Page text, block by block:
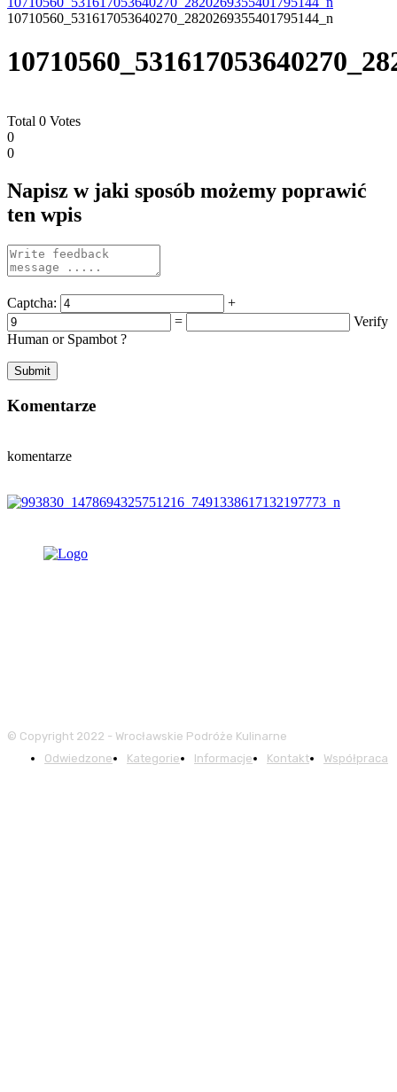
10710560_531617053640270_2820269355401795144_n
Total 0 Votes
0
0
Napisz w jaki sposób możemy poprawić
ten wpis
Captcha:
+
=
Verify
Human or Spambot ?
Komentarze
komentarze
© Copyright 2022 - Wrocławskie Podróże Kulinarne
Odwiedzone
Kategorie Informacje Kontakt Współpraca